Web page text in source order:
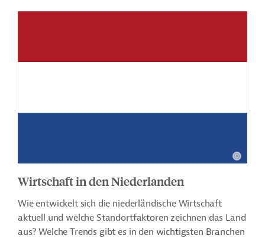
Wirtschaft in den Niederlanden
Wie entwickelt sich die niederländische Wirtschaft
aktuell und welche Standortfaktoren zeichnen das Land
aus? Welche Trends gibt es in den wichtigsten Branchen